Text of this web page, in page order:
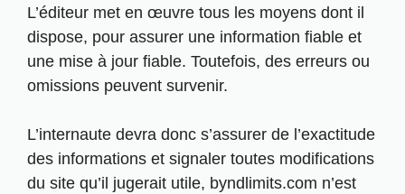
L’éditeur met en œuvre tous les moyens dont il
dispose, pour assurer une information fiable et
une mise à jour fiable. Toutefois, des erreurs ou
omissions peuvent survenir.
L’internaute devra donc s’assurer de l’exactitude
des informations et signaler toutes modifications
du site qu’il jugerait utile, byndlimits.com n’est